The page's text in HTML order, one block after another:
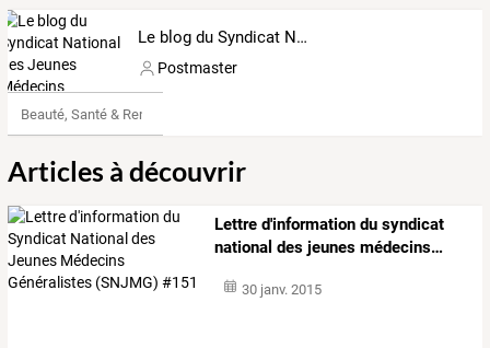
Le blog du Syndicat National des Jeunes Médecins Généralistes (SNJMG)
Postmaster
Beauté, Santé & Remise en forme
Articles à découvrir
Lettre d'information du syndicat
national des jeunes médecins…
30 janv. 2015